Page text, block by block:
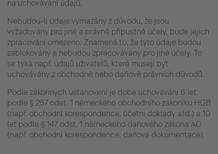
na uchovávání údajů.
Nebudou-li údaje vymazány z důvodu, že jsou
vyžadovány pro jiné a právně přípustné účely, bude jejich
zpracování omezeno. Znamená to, že tyto údaje budou
zablokovány a nebudou zpracovávány pro jiné účely. To
se týká např. údajů uživatelů, které musejí být
uchovávány z obchodně nebo daňově právních důvodů.
Podle zákonných ustanovení je doba uchovávání 6 let
podle § 257 odst. 1 německého obchodního zákoníku HGB
(např. obchodní korespondence, účetní doklady atd.) a 10
let podle § 147 odst. 1 německého daňového zákona AO
(např. obchodní korespondence, daňová dokumentace).